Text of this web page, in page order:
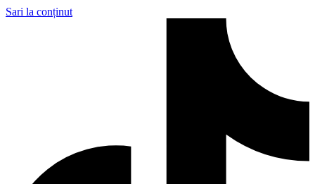
Sari la conținut